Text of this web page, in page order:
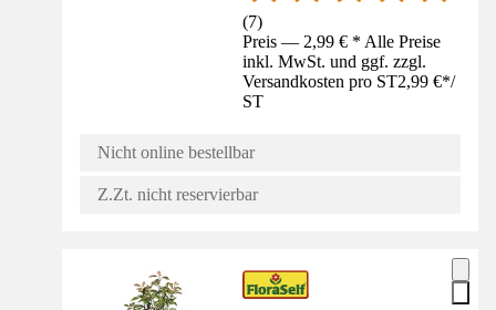
(7)
Preis — 2,99 € * Alle Preise
inkl. MwSt. und ggf. zzgl.
Versandkosten pro ST2,99 €*/
ST
Nicht online bestellbar
Z.Zt. nicht reservierbar